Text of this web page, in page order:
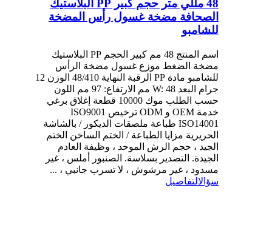
48 مللي متر حجم كبير PP البلاستيك
الصحافة مضخة غسول رأس المضخة
للشامبو
اسم المنتج 48 مم كبير الحجم PP البلاستيك
مضخة الضغط موزع غسول مضخة الرأس
للشامبو مادة PP الرقبة النهاية 48/410 الوزن 12
جرام البعد W: 48 مم الارتفاع: 97 مم اللون
حسب الطلب موك 10000 قطعة إغلاق برغي
خدمة OEM و ODM ترخيص ISO9001
ISO14001 طباعة ملصقات الديكور / بالشاشة
الحريرية مزايا الطباعة / الختم الساخن الختم
الجيد ، حجم الرش الموحد ، وظيفة العادم
الجيدة. التصدير بسلاسة. الصنبور أملس ، غير
مسدود ، غير مرشوش ، لا تسرب جانبي ، ...
سؤالالتفاصيل